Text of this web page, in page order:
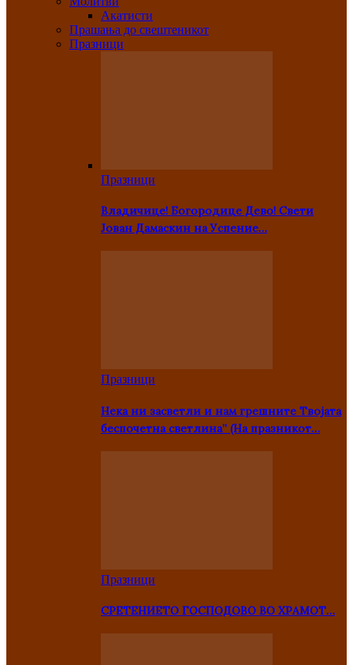
Акатисти
Прашања до свештеникот
Празници
Празници
Владичице! Богородице Дево! Свети
Јован Дамаскин на Успение…
Празници
Нека ни засветли и нам грешните Твојата
беспочетна светлина” (На празникот…
Празници
СРЕТЕНИЕТО ГОСПОДОВО ВО ХРАМОТ…